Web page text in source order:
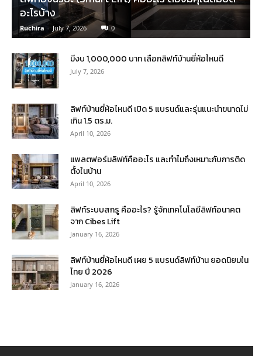
อะไรบ้าง
Ruchira - July 7, 2026 0
มีงบ 1,000,000 บาท เลือกลิฟท์บ้านยี่ห้อไหนดี
July 7, 2026
ลิฟท์บ้านยี่ห้อไหนดี เปิด 5 แบรนด์และรุ่นแนะนำขนาดไม่
เกิน 1.5 ตร.ม.
April 10, 2026
แพลตฟอร์มลิฟท์คืออะไร และทำไมถึงเหมาะกับการติด
ตั้งในบ้าน
April 10, 2026
ลิฟท์ระบบสกรู คืออะไร? รู้จักเทคโนโลยีลิฟท์อนาคต
จาก Cibes Lift
January 16, 2026
ลิฟท์บ้านยี่ห้อไหนดี เผย 5 แบรนด์ลิฟท์บ้าน ยอดนิยมใน
ไทย ปี 2026
January 16, 2026